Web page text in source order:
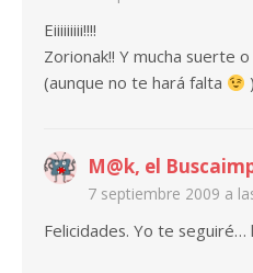
Eiiiiiiiii!!!!
Zorionak!! Y mucha suerte
(aunque no te hará falta
)
M@k, el
7 septiembre 2009 a
Felicidades. Yo te seguiré…